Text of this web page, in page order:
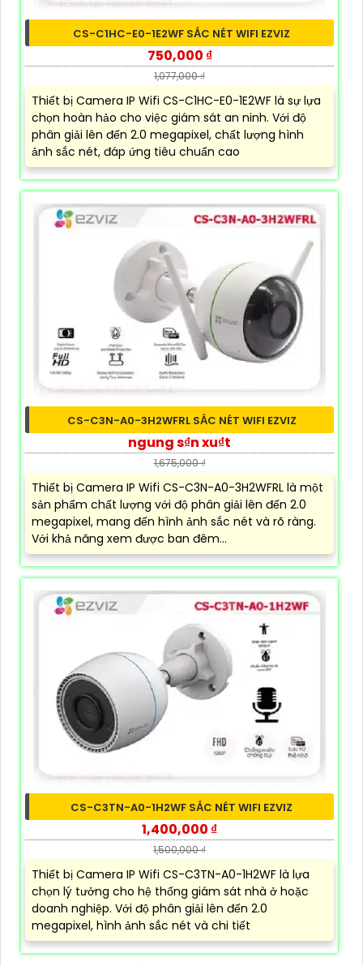
CS-C1HC-E0-1E2WF SẮC NÉT WIFI EZVIZ
750,000 ₫
1,077,000 ₫
Thiết bị Camera IP Wifi CS-C1HC-E0-1E2WF là sự lựa
chọn hoàn hảo cho việc giám sát an ninh. Với độ
phân giải lên đến 2.0 megapixel, chất lượng hình
ảnh sắc nét, đáp ứng tiêu chuẩn cao
CS-C3N-A0-3H2WFRL SẮC NÉT WIFI EZVIZ
ngung s₫n xu₫t
1,675,000 ₫
Thiết bị Camera IP Wifi CS-C3N-A0-3H2WFRL là một
sản phẩm chất lượng với độ phân giải lên đến 2.0
megapixel, mang đến hình ảnh sắc nét và rõ ràng.
Với khả năng xem được ban đêm...
CS-C3TN-A0-1H2WF SẮC NÉT WIFI EZVIZ
1,400,000 ₫
1,500,000 ₫
Thiết bị Camera IP Wifi CS-C3TN-A0-1H2WF là lựa
chọn lý tưởng cho hệ thống giám sát nhà ở hoặc
doanh nghiệp. Với độ phân giải lên đến 2.0
megapixel, hình ảnh sắc nét và chi tiết